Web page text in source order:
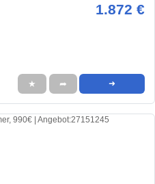
1.872 €
★ ➦ ➜